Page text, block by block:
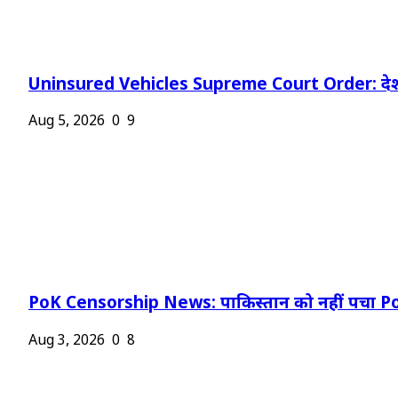
Uninsured Vehicles Supreme Court Order:
Aug 5, 2026 0 9
PoK Censorship News: पाकिस्तान को नहीं पचा
Aug 3, 2026 0 8